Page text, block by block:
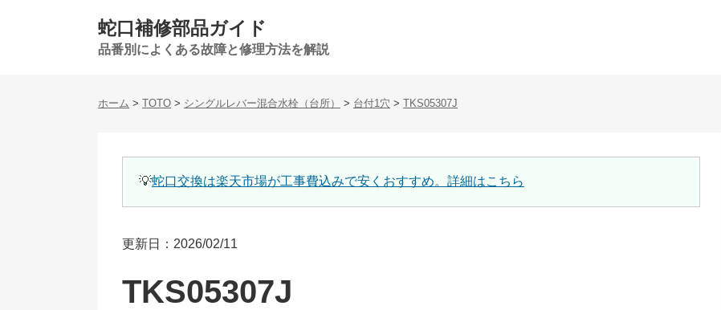
蛇口補修部品ガイド
品番別によくある故障と修理方法を解説
ホーム > TOTO > シングルレバー混合水栓（台所） > 台付1穴 > TKS05307J
💡蛇口交換は楽天市場が工事費込みで安くおすすめ。詳細はこちら
更新日：2026/02/11
TKS05307J